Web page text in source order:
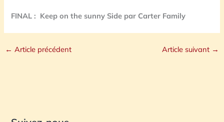
FINAL : Keep on the sunny Side par Carter Family
← Article précédent Article suivant →